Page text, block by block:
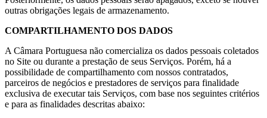
outras obrigações legais de armazenamento.
COMPARTILHAMENTO DOS DADOS
A Câmara Portuguesa não comercializa os dados pessoais coletados
no Site ou durante a prestação de seus Serviços. Porém, há a
possibilidade de compartilhamento com nossos contratados,
parceiros de negócios e prestadores de serviços para finalidade
exclusiva de executar tais Serviços, com base nos seguintes critérios
e para as finalidades descritas abaixo: